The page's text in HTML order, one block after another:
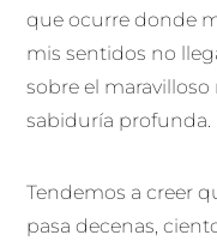
que ocurre donde
mis sentidos no
sobre el
sabiduría profunda.
Tendemos a creer
pasa decenas,